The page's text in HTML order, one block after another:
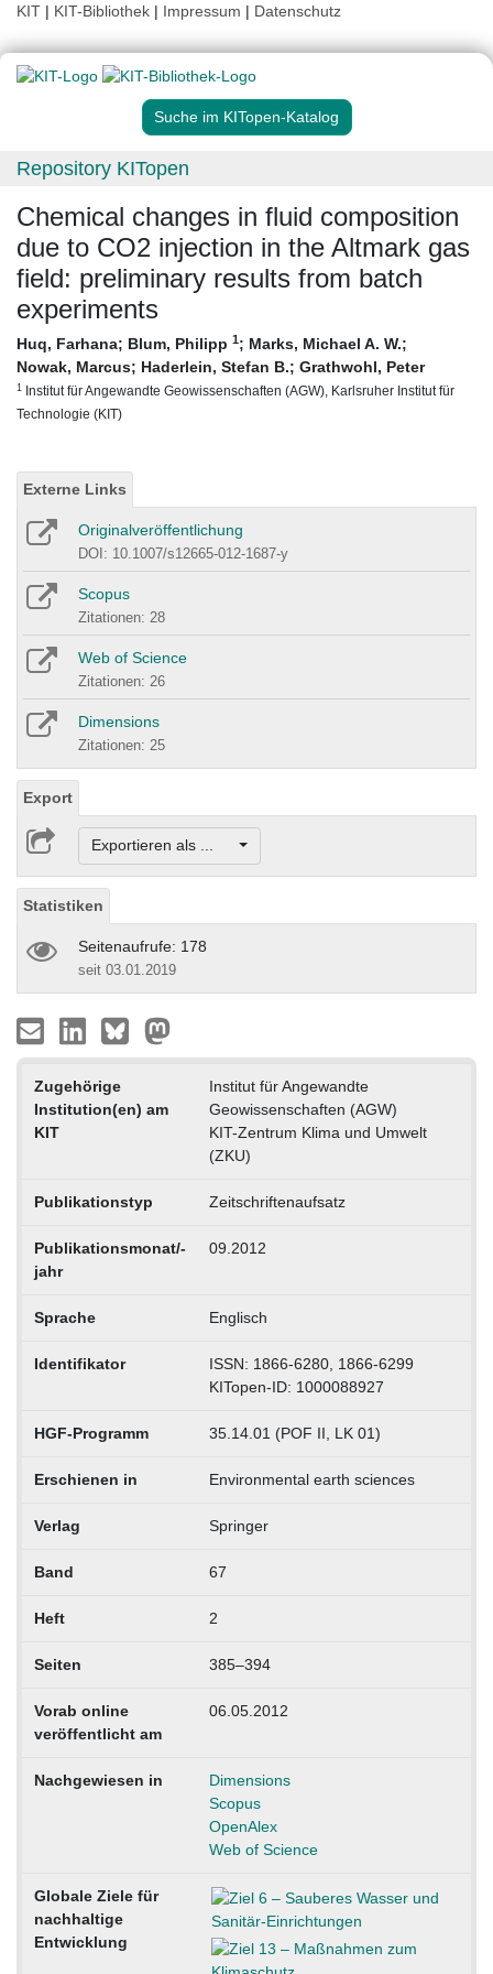
KIT | KIT-Bibliothek | Impressum | Datenschutz
Suche im KITopen-Katalog
Repository KITopen
Chemical changes in fluid composition
due to CO2 injection in the Altmark gas
field: preliminary results from batch
experiments
Huq, Farhana; Blum, Philipp 1; Marks, Michael A. W.;
Nowak, Marcus; Haderlein, Stefan B.; Grathwohl, Peter
1 Institut für Angewandte Geowissenschaften (AGW), Karlsruher Institut für
Technologie (KIT)
Externe Links
Originalveröffentlichung
DOI: 10.1007/s12665-012-1687-y
Scopus
Zitationen: 28
Web of Science
Zitationen: 26
Dimensions
Zitationen: 25
Export
Exportieren als ...
Statistiken
Seitenaufrufe: 178
seit 03.01.2019
Zugehörige
Institution(en) am
KIT
Institut für Angewandte
Geowissenschaften (AGW)
KIT-Zentrum Klima und Umwelt
(ZKU)
Publikationstyp Zeitschriftenaufsatz
Publikationsmonat/-
jahr
09.2012
Sprache Englisch
Identifikator
ISSN: 1866-6280, 1866-6299
KITopen-ID: 1000088927
HGF-Programm 35.14.01 (POF II, LK 01)
Erschienen in Environmental earth sciences
Verlag Springer
Band 67
Heft 2
Seiten 385–394
Vorab online
veröffentlicht am
06.05.2012
Nachgewiesen in
Dimensions
Scopus
OpenAlex
Web of Science
Globale Ziele für
nachhaltige
Entwicklung